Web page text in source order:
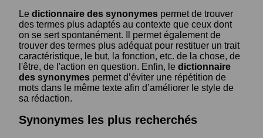
Le dictionnaire des synonymes permet de trouver
des termes plus adaptés au contexte que ceux dont
on se sert spontanément. Il permet également de
trouver des termes plus adéquat pour restituer un trait
caractéristique, le but, la fonction, etc. de la chose, de
l'être, de l'action en question. Enfin, le dictionnaire
des synonymes permet d’éviter une répétition de
mots dans le même texte afin d’améliorer le style de
sa rédaction.
Synonymes les plus recherchés